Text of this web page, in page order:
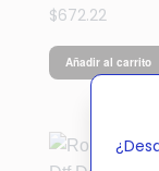
$672.22
Añadir al carrito